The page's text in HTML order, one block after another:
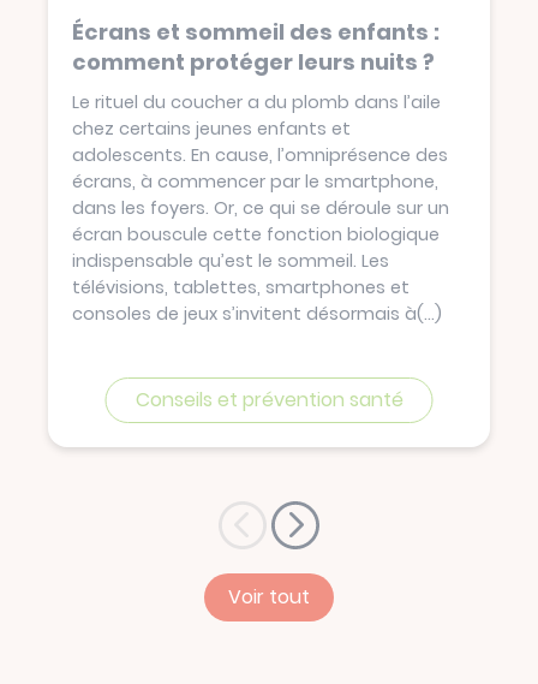
Écrans et sommeil des enfants :
comment protéger leurs nuits ?
Le rituel du coucher a du plomb dans l’aile
chez certains jeunes enfants et
adolescents. En cause, l’omniprésence des
écrans, à commencer par le smartphone,
dans les foyers. Or, ce qui se déroule sur un
écran bouscule cette fonction biologique
indispensable qu’est le sommeil. Les
télévisions, tablettes, smartphones et
consoles de jeux s’invitent désormais à(...)
Conseils et prévention santé
Voir tout